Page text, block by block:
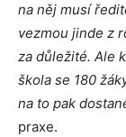
na něj musí
vezmou jinde z
za důležité. Ale
škola se 180
na to pak
praxe.